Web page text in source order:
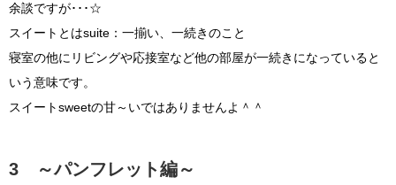
余談ですが･･･☆
スイートとはsuite：一揃い、一続きのこと
寝室の他にリビングや応接室など他の部屋が一続きになっていると
いう意味です。
スイートsweetの甘～いではありませんよ＾＾
3 ～パンフレット編～